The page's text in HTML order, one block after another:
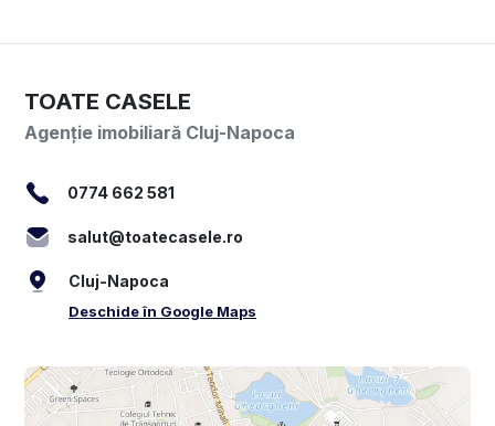
TOATE CASELE
Agenție imobiliară Cluj-Napoca
0774 662 581
salut@toatecasele.ro
Cluj-Napoca
Deschide în Google Maps